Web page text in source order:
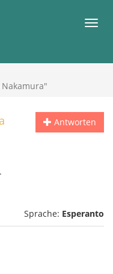
Antworten
Sprache: Esperanto